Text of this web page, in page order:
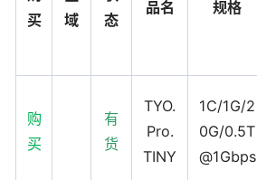
买
域
态
品名 规格
购
买
有
货
TYO.
Pro.
TINY
1C/1G/2
0G/0.5T
@1Gbps